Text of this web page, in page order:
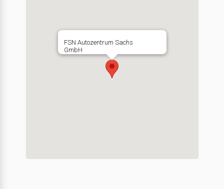
FSN Autozentrum Sachs
GmbH